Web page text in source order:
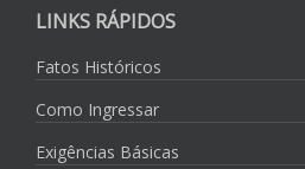
LINKS RÁPIDOS
Fatos Históricos
Como Ingressar
Exigências Básicas